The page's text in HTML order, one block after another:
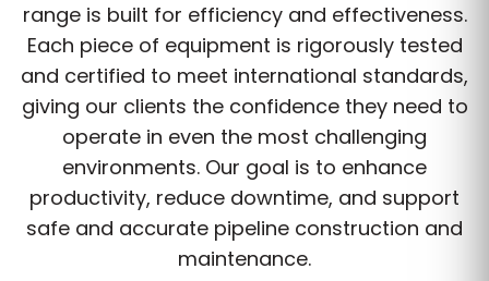
range is built for efficiency and effectiveness.
Each piece of equipment is rigorously tested
and certified to meet international standards,
giving our clients the confidence they need to
operate in even the most challenging
environments. Our goal is to enhance
productivity, reduce downtime, and support
safe and accurate pipeline construction and
maintenance.